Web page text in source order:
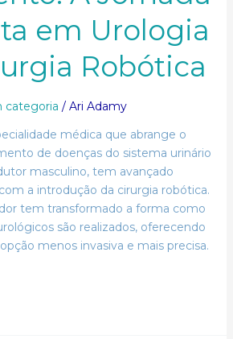
em Urologia
Robótica
categoria / Ari Adamy
médica que abrange o
de doenças do sistema urinário
masculino, tem avançado
a introdução da cirurgia robótica.
tem transformado a forma como
são realizados, oferecendo
menos invasiva e mais precisa.